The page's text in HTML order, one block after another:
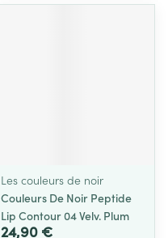
Les couleurs de noir
Couleurs De Noir Peptide
Lip Contour 04 Velv. Plum
24,90 €